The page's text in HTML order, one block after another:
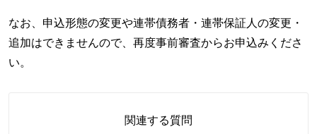
なお、申込形態の変更や連帯債務者・連帯保証人の変更・
追加はできませんので、再度事前審査からお申込みくださ
い。
関連する質問